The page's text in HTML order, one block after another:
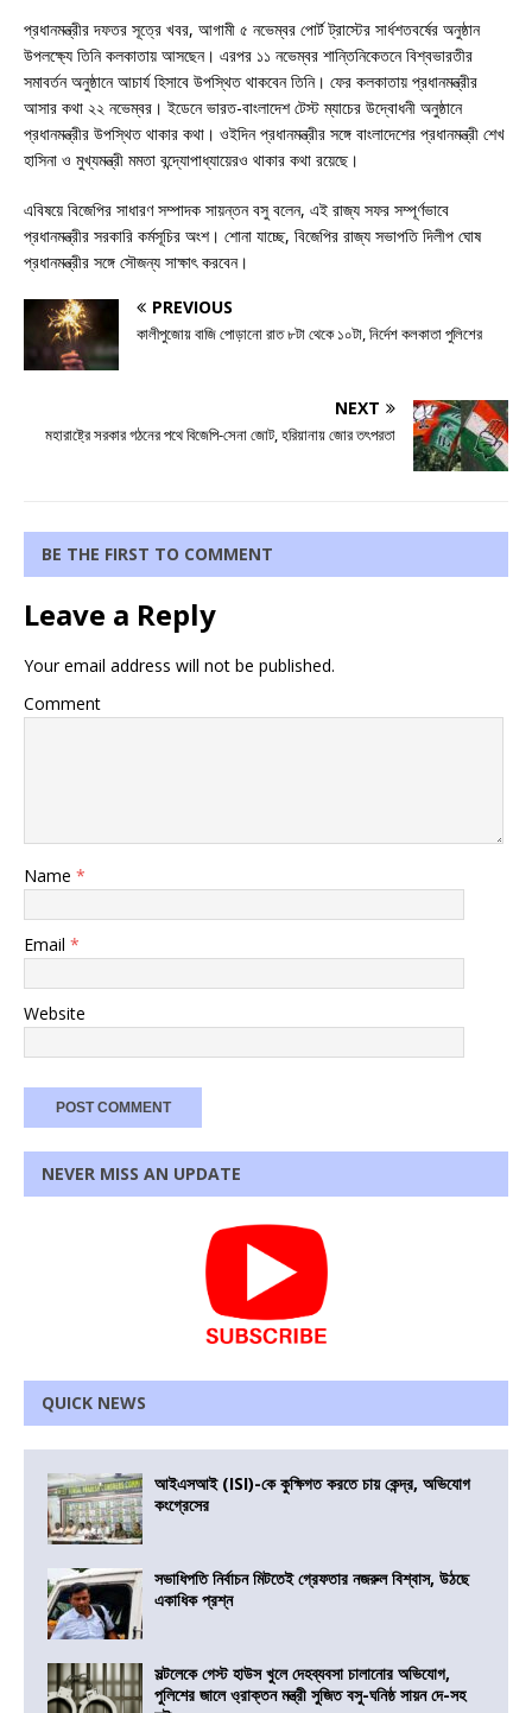
প্রধানমন্ত্রীর দফতর সূত্রে খবর, আগামী ৫ নভেম্বর পোর্ট ট্রাস্টের সার্ধশতবর্ষের অনুষ্ঠান
উপলক্ষ্যে তিনি কলকাতায় আসছেন। এরপর ১১ নভেম্বর শান্তিনিকেতনে বিশ্বভারতীর
সমাবর্তন অনুষ্ঠানে আচার্য হিসাবে উপস্থিত থাকবেন তিনি। ফের কলকাতায় প্রধানমন্ত্রীর
আসার কথা ২২ নভেম্বর। ইডেনে ভারত-বাংলাদেশ টেস্ট ম্যাচের উদ্বোধনী অনুষ্ঠানে
প্রধানমন্ত্রীর উপস্থিত থাকার কথা। ওইদিন প্রধানমন্ত্রীর সঙ্গে বাংলাদেশের প্রধানমন্ত্রী শেখ
হাসিনা ও মুখ্যমন্ত্রী মমতা বন্দ্যোপাধ্যায়েরও থাকার কথা রয়েছে।
এবিষয়ে বিজেপির সাধারণ সম্পাদক সায়ন্তন বসু বলেন, এই রাজ্য সফর সম্পূর্ণভাবে
প্রধানমন্ত্রীর সরকারি কর্মসূচির অংশ। শোনা যাচ্ছে, বিজেপির রাজ্য সভাপতি দিলীপ ঘোষ
প্রধানমন্ত্রীর সঙ্গে সৌজন্য সাক্ষাৎ করবেন।
PREVIOUS
কালীপুজোয় বাজি পোড়ানো রাত ৮টা থেকে ১০টা, নির্দেশ কলকাতা পুলিশের
NEXT
মহারাষ্ট্রে সরকার গঠনের পথে বিজেপি-সেনা জোট, হরিয়ানায় জোর তৎপরতা
BE THE FIRST TO COMMENT
Leave a Reply
Your email address will not be published.
Comment
Name *
Email *
Website
NEVER MISS AN UPDATE
QUICK NEWS
আইএসআই (ISI)-কে কুক্ষিগত করতে চায় কেন্দ্র, অভিযোগ
কংগ্রেসের
সভাধিপতি নির্বাচন মিটতেই গ্রেফতার নজরুল বিশ্বাস, উঠছে
একাধিক প্রশ্ন
সল্টলেকে গেস্ট হাউস খুলে দেহব্যবসা চালানোর অভিযোগ,
পুলিশের জালে ও্রাক্তন মন্ত্রী সুজিত বসু-ঘনিষ্ঠ সায়ন দে-সহ